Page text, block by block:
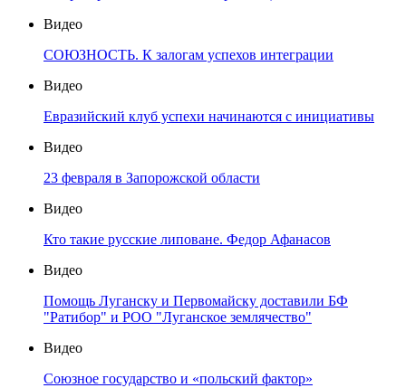
Видео
СОЮЗНОСТЬ. К залогам успехов интеграции
Видео
Евразийский клуб успехи начинаются с инициативы
Видео
23 февраля в Запорожской области
Видео
Кто такие русские липоване. Федор Афанасов
Видео
Помощь Луганску и Первомайску доставили БФ
"Ратибор" и РОО "Луганское землячество"
Видео
Союзное государство и «польский фактор»